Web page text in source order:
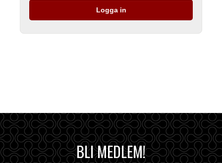
Logga in
BLI MEDLEM!